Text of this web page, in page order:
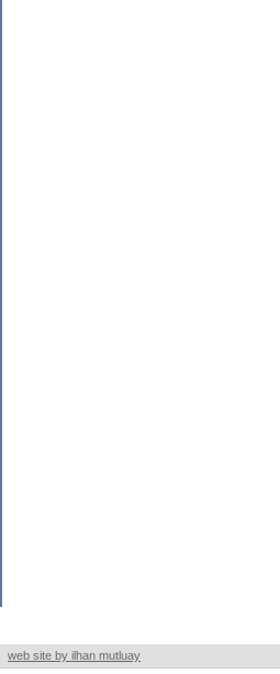
web site by ilhan mutluay